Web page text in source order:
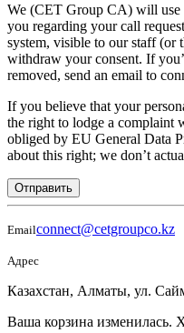
We (CET Group CA) will use
you regarding your call
system, visible to our staff (or
withdraw your consent. If
removed, send an email to
If you believe that your
the right to lodge a complaint
obliged by EU General Data
about this right; we don’t
Отправить
Emailconnect@cetgroupco.kz
Адрес
Казахстан, Алматы, ул.
Ваша корзина изменилась.